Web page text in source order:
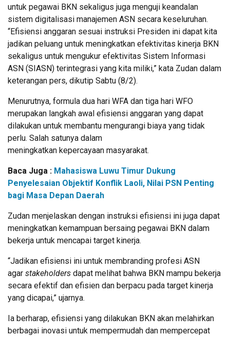
untuk pegawai BKN sekaligus juga menguji keandalan
sistem digitalisasi manajemen ASN secara keseluruhan.
“Efisiensi anggaran sesuai instruksi Presiden ini dapat kita
jadikan peluang untuk meningkatkan efektivitas kinerja BKN
sekaligus untuk mengukur efektivitas Sistem Informasi
ASN (SIASN) terintegrasi yang kita miliki,” kata Zudan dalam
keterangan pers, dikutip Sabtu (8/2).
Menurutnya, formula dua hari WFA dan tiga hari WFO
merupakan langkah awal efisiensi anggaran yang dapat
dilakukan untuk membantu mengurangi biaya yang tidak
perlu. Salah satunya dalam
meningkatkan kepercayaan masyarakat.
Baca Juga : Mahasiswa Luwu Timur Dukung
Penyelesaian Objektif Konflik Laoli, Nilai PSN Penting
bagi Masa Depan Daerah
Zudan menjelaskan dengan instruksi efisiensi ini juga dapat
meningkatkan kemampuan bersaing pegawai BKN dalam
bekerja untuk mencapai target kinerja.
“Jadikan efisiensi ini untuk membranding profesi ASN
agar stakeholders dapat melihat bahwa BKN mampu bekerja
secara efektif dan efisien dan berpacu pada target kinerja
yang dicapai,” ujarnya.
Ia berharap, efisiensi yang dilakukan BKN akan melahirkan
berbagai inovasi untuk mempermudah dan mempercepat